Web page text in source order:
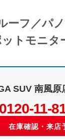
フ／パ
トモニタ
SUV 南風原
0120-11-
在庫確認・来店